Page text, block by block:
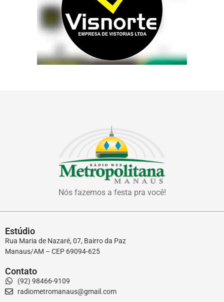
Nós fazemos a festa pra você!
Estúdio
Rua Maria de Nazaré, 07, Bairro da Paz
Manaus/AM – CEP 69094-625
Contato
(92) 98466-9109
radiometromanaus@gmail.com